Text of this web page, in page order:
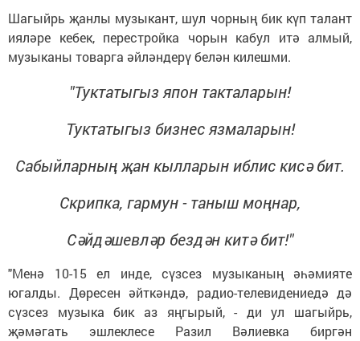
Шагыйрь җанлы музыкант, шул чорның бик күп талант
ияләре кебек, перестройка чорын кабул итә алмый,
музыканы товарга әйләндерү белән килешми.
"Туктатыгыз япон такталарын!
Туктатыгыз бизнес язмаларын!
Сабыйларның җан кылларын иблис кисә бит.
Скрипка, гармун - таныш моңнар,
Сәйдәшевләр бездән китә бит!"
"Менә 10-15 ел инде, сүзсез музыканың әһәмияте
югалды. Дөресен әйткәндә, радио-телевидениедә дә
сүзсез музыка бик аз яңгырый, - ди ул шагыйрь,
җәмәгать эшлеклесе Разил Вәлиевка биргән